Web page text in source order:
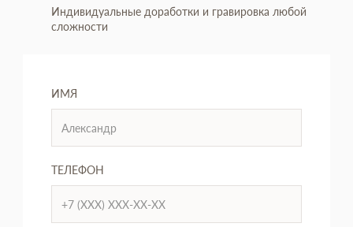
Индивидуальные доработки и гравировка любой
сложности
ИМЯ
ТЕЛЕФОН